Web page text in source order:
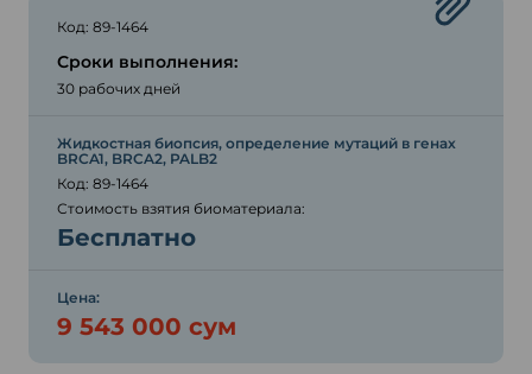
Код: 89-1464
Сроки выполнения:
30 рабочих дней
Жидкостная биопсия, определение мутаций в генах
BRCA1, BRCA2, PALB2
Код: 89-1464
Стоимость взятия биоматериала:
Бесплатно
Цена:
9 543 000 сум